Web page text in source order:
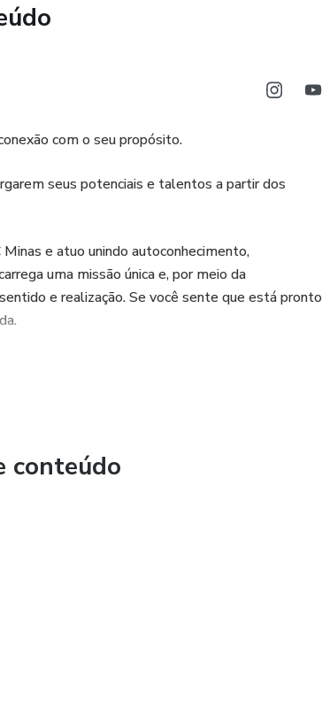
com o seu propósito.
seus potenciais e talentos a partir dos
e atuo unindo autoconhecimento,
uma missão única e, por meio da
e realização. Se você sente que está pronto
conteúdo